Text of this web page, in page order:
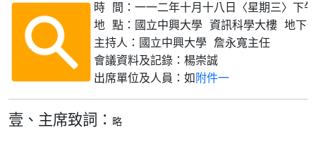
時 間：一一二年十月十八日〈星期三〉下
地 點：國立中興大學 資訊科學大樓 地下
主持人：國立中興大學 詹永寬主任
會議資料及記錄：楊崇誠
出席單位及人員：如附件一
壹、主席致詞： 略